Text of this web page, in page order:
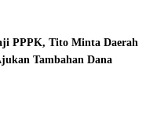
PPPK, Tito Minta Daerah
Tambahan Dana